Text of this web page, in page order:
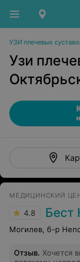
УЗИ плечевых
Узи
МЕДИЦИНСКИЙ
4.8 Бест
Могилев, б-р
Отзыв. Хочется